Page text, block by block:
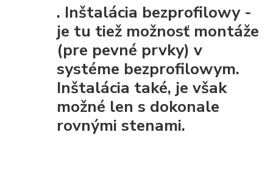
. Inštalácia bezprofilowy -
je tu tiež možnosť montáže
(pre pevné prvky) v
systéme bezprofilowym.
Inštalácia také, je však
možné len s dokonale
rovnými stenami.